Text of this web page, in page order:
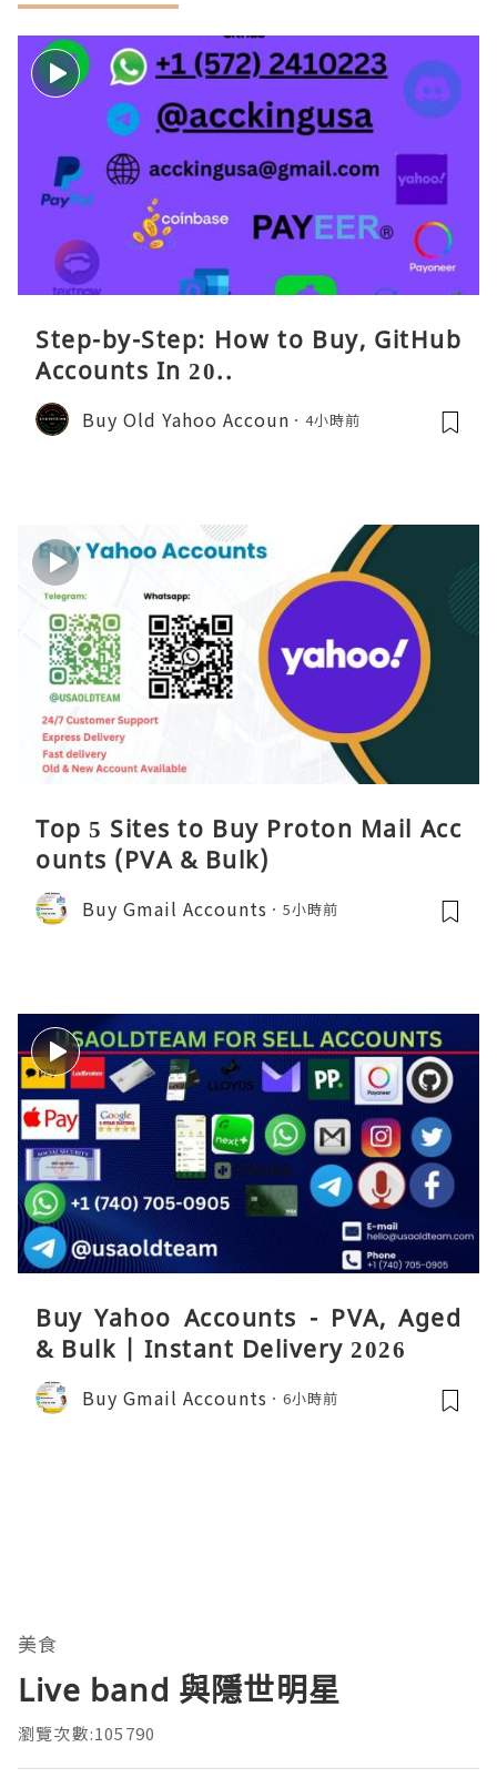
Step-by-Step: How to Buy, GitHub
Accounts In 20..
Buy Old Yahoo Accoun 4小時前
Top 5 Sites to Buy Proton Mail Acc
ounts (PVA & Bulk)
Buy Gmail Accounts 5小時前
Buy Yahoo Accounts - PVA, Aged
& Bulk | Instant Delivery 2026
Buy Gmail Accounts 6小時前
美食
Live band 與隱世明星
瀏覽次數:105790